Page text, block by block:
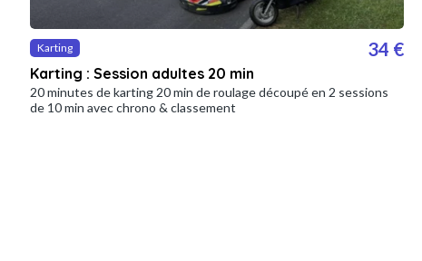
Karting
Karting : Session adultes 20 min
34 €
20 minutes de karting 20 min de roulage découpé en 2 sessions
de 10 min avec chrono & classement